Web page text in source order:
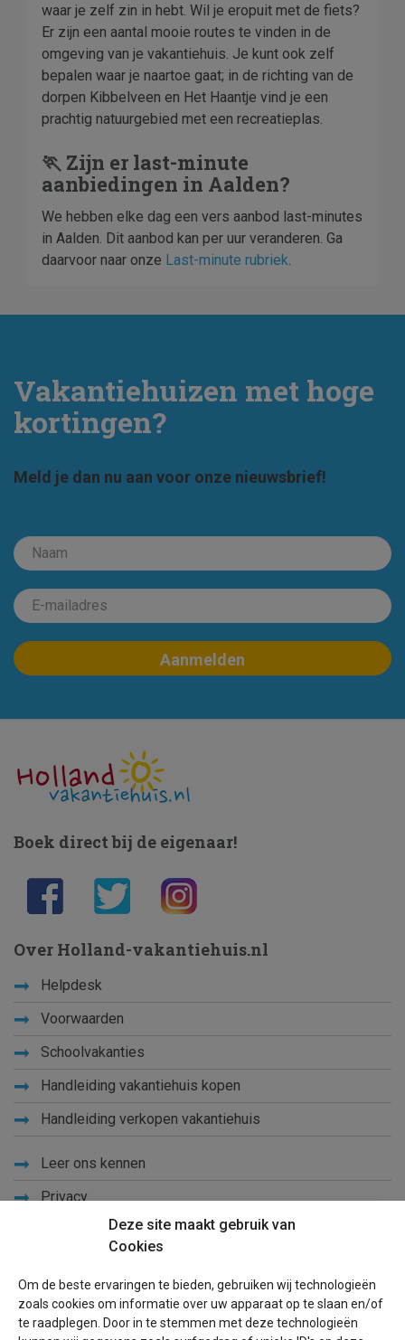
waar je zelf zin in hebt. Wil je eropuit met de fiets?
Er zijn een aantal mooie routes te vinden in de
omgeving van je vakantiehuis. Je kunt ook zelf
bepalen waar je naartoe gaat; in de richting van de
dorpen Kibbelveen en Het Haantje vind je een
prachtig natuurgebied met een recreatieplas.
🏃 Zijn er last-minute
aanbiedingen in Aalden?
We hebben elke dag een vers aanbod last-minutes
in Aalden. Dit aanbod kan per uur veranderen. Ga
daarvoor naar onze Last-minute rubriek.
Vakantiehuizen met hoge
kortingen?
Meld je dan nu aan voor onze nieuwsbrief!
Deze site maakt gebruik van
Cookies
Om de beste ervaringen te bieden, gebruiken wij technologieën
zoals cookies om informatie over uw apparaat op te slaan en/of
te raadplegen. Door in te stemmen met deze technologieën
Boek direct bij de eigenaar!
Over Holland-vakantiehuis.nl
Helpdesk
Voorwaarden
Schoolvakanties
Handleiding vakantiehuis kopen
Handleiding verkopen vakantiehuis
Leer ons kennen
Privacy
Blog